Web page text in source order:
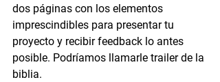
dos páginas con los elementos
imprescindibles para presentar tu
proyecto y recibir feedback lo antes
posible. Podríamos llamarle trailer de la
biblia.